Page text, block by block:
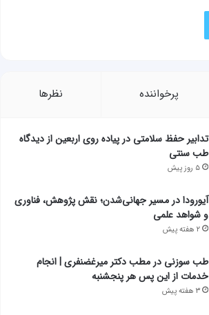
پرخواننده نظرها
تدابیر حفظ سلامتی در پیاده روی اربعین از دیدگاه
طب سنتی
۵ روز پیش
آیورودا در مسیر جهانی‌شدن؛ نقش پژوهش، فناوری
و شواهد علمی
۲ هفته پیش
طب سوزنی در مطب دکتر میرغضنفری | انجام
خدمات از این پس هر پنجشنبه
۳ هفته پیش